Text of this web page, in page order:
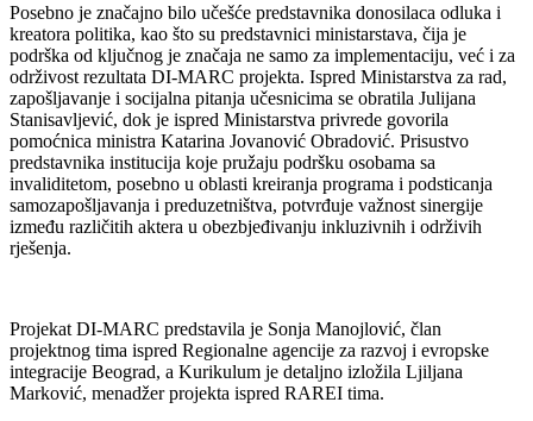
Posebno je značajno bilo učešće predstavnika donosilaca odluka i
kreatora politika, kao što su predstavnici ministarstava, čija je
podrška od ključnog je značaja ne samo za implementaciju, već i za
održivost rezultata DI-MARC projekta. Ispred Ministarstva za rad,
zapošljavanje i socijalna pitanja učesnicima se obratila Julijana
Stanisavljević, dok je ispred Ministarstva privrede govorila
pomoćnica ministra Katarina Jovanović Obradović. Prisustvo
predstavnika institucija koje pružaju podršku osobama sa
invaliditetom, posebno u oblasti kreiranja programa i podsticanja
samozapošljavanja i preduzetništva, potvrđuje važnost sinergije
između različitih aktera u obezbjeđivanju inkluzivnih i održivih
rješenja.
Projekat DI-MARC predstavila je Sonja Manojlović, član
projektnog tima ispred Regionalne agencije za razvoj i evropske
integracije Beograd, a Kurikulum je detaljno izložila Ljiljana
Marković, menadžer projekta ispred RAREI tima.